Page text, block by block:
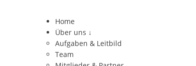
Home
Über uns ↓
Aufgaben & Leitbild
Team